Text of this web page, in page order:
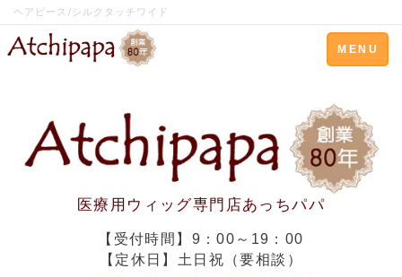
ヘアピース/シルクタッチワイド
Toggle
navigation
MENU
医療用ウィッグ専門店あっちパパ
【受付時間】9：00～19：00
【定休日】土日祝（要相談）